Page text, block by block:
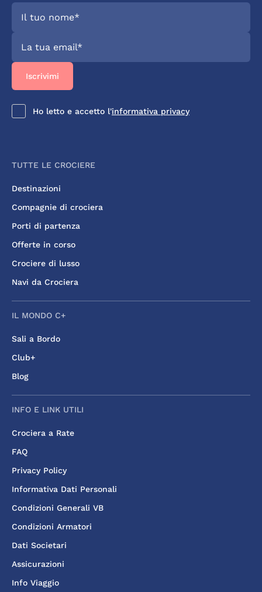
Ho letto e accetto l'informativa privacy
TUTTE LE CROCIERE
Destinazioni
Compagnie di crociera
Porti di partenza
Offerte in corso
Crociere di lusso
Navi da Crociera
IL MONDO C+
Sali a Bordo
Club+
Blog
INFO E LINK UTILI
Crociera a Rate
FAQ
Privacy Policy
Informativa Dati Personali
Condizioni Generali VB
Condizioni Armatori
Dati Societari
Assicurazioni
Info Viaggio